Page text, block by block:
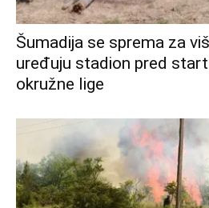
Šumadija se sprema za
uređuju stadion pred
okružne lige